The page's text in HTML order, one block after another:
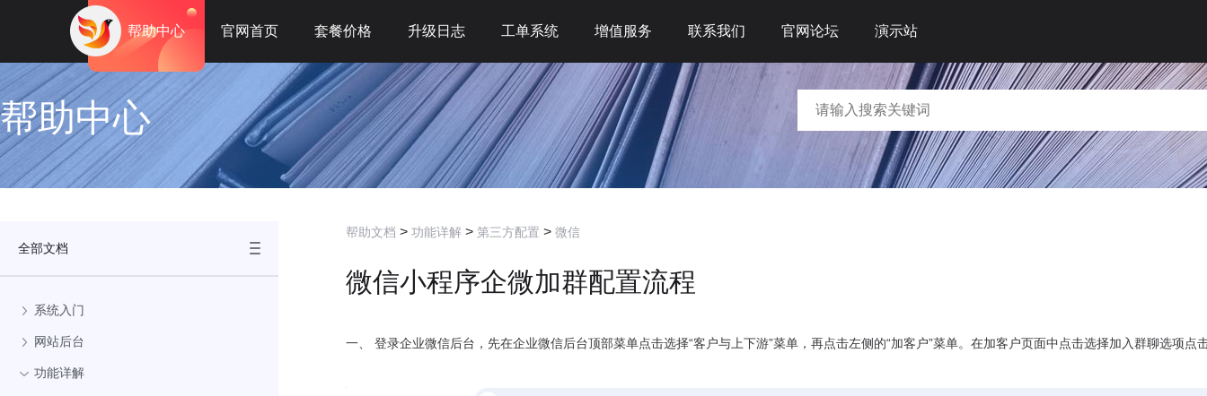
帮助中心 官网首页 套餐价格 升级日志 工单系统 增值服务 联系我们 官网论坛 演示站
帮助中心
全部文档
系统入门
网站后台
功能详解
帮助文档 > 功能详解 > 第三方配置 > 微信
微信小程序企微加群配置流程
一、 登录企业微信后台，先在企业微信后台顶部菜单点击选择“客户与上下游”菜单，再点击左侧的“加客户”菜单。在加客户页面中点击选择加入群聊选项点